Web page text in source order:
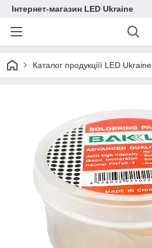
Інтернет-магазин LED Ukraine
Каталог продукціїї LED Ukraine